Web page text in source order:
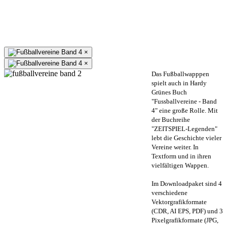
×
×
Das Fußballwapppen
spielt auch in Hardy
Grünes Buch
"Fussballvereine - Band
4" eine große Rolle. Mit
der Buchreihe
"ZEITSPIEL-Legenden"
lebt die Geschichte vieler
Vereine weiter. In
Textform und in ihren
vielfältigen Wappen.
Im Downloadpaket sind 4
verschiedene
Vektorgrafikformate
(CDR, AI EPS, PDF) und 3
Pixelgrafikformate (JPG,